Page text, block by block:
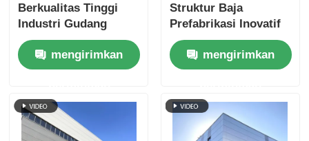
Berkualitas Tinggi
Industri Gudang
Lokakarya, Bangunan
Hijau Berbiaya
Rendah
mengirimkan
Struktur Baja
Prefabrikasi Inovatif
untuk Ruang Industri
yang Siap Masa
Depan.
mengirimkan